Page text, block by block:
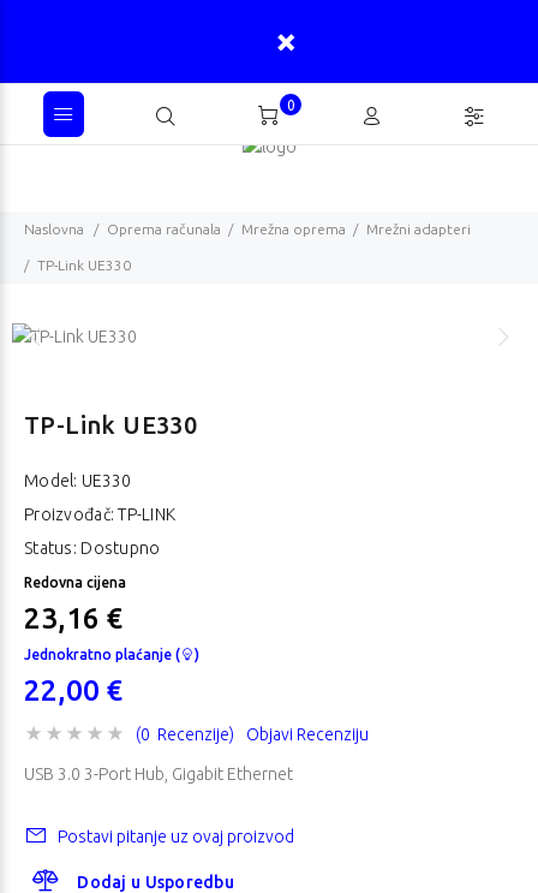
0
Naslovna Oprema računala Mrežna oprema Mrežni adapteri
TP-Link UE330
TP-Link UE330
Model: UE330
Proizvođač: TP-LINK
Status: Dostupno
Redovna cijena
23,16 €
Jednokratno plaćanje ( )
22,00 €
(0 Recenzije) Objavi Recenziju
USB 3.0 3-Port Hub, Gigabit Ethernet
Postavi pitanje uz ovaj proizvod
Dodaj u Usporedbu